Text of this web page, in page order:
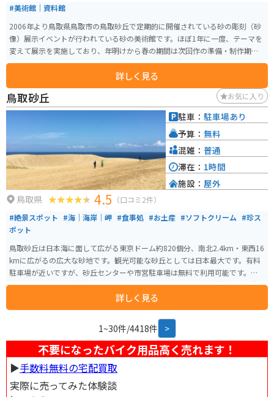
#美術館｜資料館
2006年より鳥取県鳥取市の鳥取砂丘で定期的に開催されている砂の彫刻（砂
像）展示イベントが行われている砂の美術館です。ほぼ1年に一度、テーマを
変えて展示を実施しており、年明けから春の期間は次回作の準備・制作期間
のため休館となります。また、第四期までは野外・仮設テントで行われてい
ましたが、2012年4月の第五期より屋内での展示がメインとなっています。隣
接地の別棟には砂の美術館事務所や売店があります。
詳しく見る
鳥取砂丘 お気に入り
鳥取県 4.5 （口コミ2件）
#絶景スポット #海｜海岸｜岬 #食事処 #お土産 #ソフトクリーム #珍ス
ポット
鳥取砂丘は日本海に面して広がる東京ドーム約820個分、南北2.4km・東西16
kmに広がるの広大な砂地です。観光可能な砂丘としては日本最大です。有料
駐車場が近いですが、砂丘センターや市営駐車場は無料で利用可能です。リ
フトを使用すれば砂丘まで約5分で行くことができます。 砂丘を散策する際は
スニーカーなど歩きやすい靴をオススメします。鳥取砂丘ビジターセンター
には砂をきれいにするための足洗い場やタオル自動販売機があり、また無料
丘があり、日本海が目の前に広がります。砂丘には多彩なアクティビティも
あり、風と光と砂が織りなすパノラマも魅力的です。
詳しく見る
駐車： 駐車場あり
予算： 無料
混雑： 普通
滞在： 1時間
施設： 屋外
1~30件/4418件 >
不要になったバイク用品高く売れます！
▶︎手数料無料の宅配買取
実際に売ってみた体験談